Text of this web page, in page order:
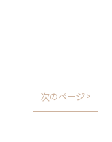
次のページ >